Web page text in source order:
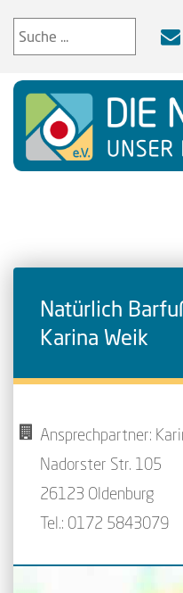
Natürlich
Karina Weik
Ansprechpartner:
Nadorster Str. 105
26123 Oldenburg
Tel.: 0172 5843079